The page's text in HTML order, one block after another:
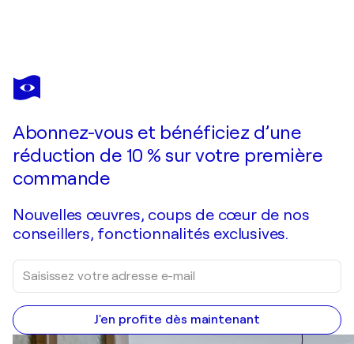
BEATE BLUME
Tons of Happiness
Abonnez-vous et bénéficiez d’une
réduction de 10 % sur votre première
commande
Nouvelles œuvres, coups de cœur de nos
conseillers, fonctionnalités exclusives.
J'en profite dès maintenant